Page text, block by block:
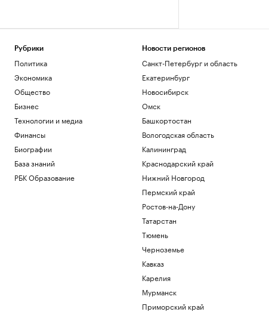
Рубрики
Политика
Экономика
Общество
Бизнес
Технологии и медиа
Финансы
Биографии
База знаний
РБК Образование
Новости регионов
Санкт-Петербург и область
Екатеринбург
Новосибирск
Омск
Башкортостан
Вологодская область
Калининград
Краснодарский край
Нижний Новгород
Пермский край
Ростов-на-Дону
Татарстан
Тюмень
Черноземье
Кавказ
Карелия
Мурманск
Приморский край